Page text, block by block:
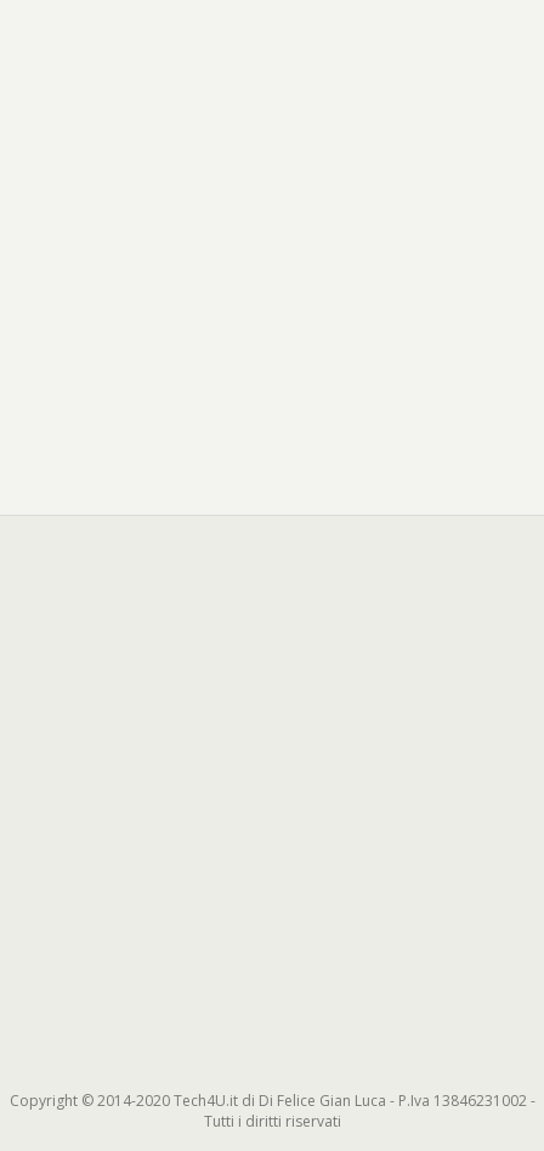
Copyright © 2014-2020 Tech4U.it di Di Felice Gian Luca - P.Iva 13846231002 -
Tutti i diritti riservati